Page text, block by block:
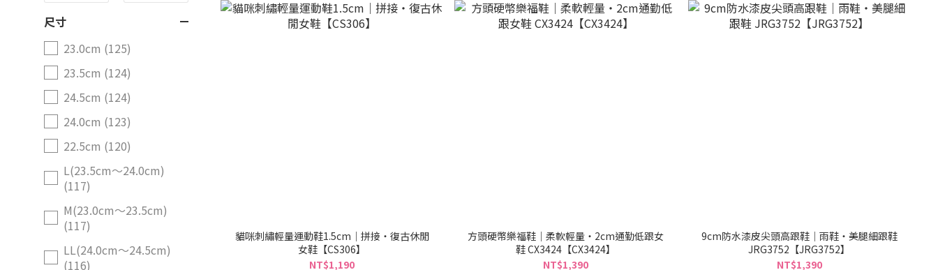
尺寸
23.0cm (125)
23.5cm (124)
24.5cm (124)
24.0cm (123)
22.5cm (120)
L(23.5cm～24.0cm)
(117)
M(23.0cm～23.5cm)
(117)
LL(24.0cm～24.5cm)
(116)
貓咪刺繡輕量運動鞋1.5cm｜拼接・復古休閒
女鞋【CS306】
NT$1,190
方頭硬幣樂福鞋｜柔軟輕量・2cm通勤低跟女
鞋 CX3424【CX3424】
NT$1,390
9cm防水漆皮尖頭高跟鞋｜雨鞋・美腿細跟鞋
JRG3752【JRG3752】
NT$1,390